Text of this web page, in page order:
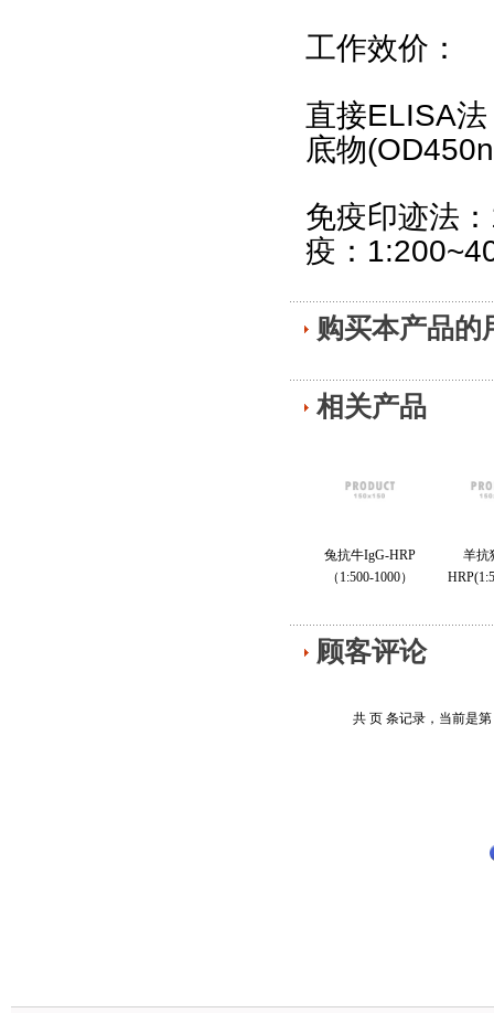
工作效价：
直接ELISA法
底物
免疫印迹法：
疫：
购买本产品的
相关产品
兔抗牛IgG-HRP
（1:500-1000）
羊抗
顾客评论
共 页 条记录，当前是第